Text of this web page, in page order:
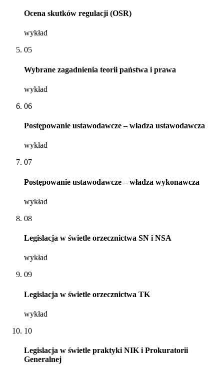
Ocena skutków regulacji (OSR)
wykład
05
Wybrane zagadnienia teorii państwa i prawa
wykład
06
Postępowanie ustawodawcze – władza ustawodawcza
wykład
07
Postępowanie ustawodawcze – władza wykonawcza
wykład
08
Legislacja w świetle orzecznictwa SN i NSA
wykład
09
Legislacja w świetle orzecznictwa TK
wykład
10
Legislacja w świetle praktyki NIK i Prokuratorii
Generalnej